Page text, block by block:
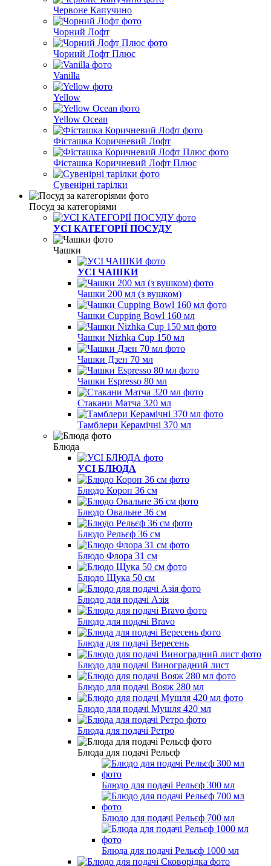
Червоне Капучино
Чорний Лофт
Чорний Лофт Плюс
Vanilla
Yellow
Yellow Ocean
Фісташка Коричневий Лофт
Фісташка Коричневий Лофт Плюс
Сувенірні тарілки
Посуд за категоріями
УСІ КАТЕГОРІЇ ПОСУДУ
Чашки
УСІ ЧАШКИ
Чашки 200 мл (з вушком)
Чашки Cupping Bowl 160 мл
Чашки Nizhka Cup 150 мл
Чашки Дзен 70 мл
Чашки Espresso 80 мл
Стакани Матча 320 мл
Тамблери Керамічні 370 мл
Блюда
УСІ БЛЮДА
Блюдо Короп 36 см
Блюдо Овальне 36 см
Блюдо Рельєф 36 см
Блюдо Флора 31 см
Блюдо Щука 50 см
Блюдо для подачі Азія
Блюдо для подачі Bravo
Блюда для подачі Вересень
Блюдо для подачі Виноградний лист
Блюдо для подачі Вояж 280 мл
Блюдо для подачі Мушля 420 мл
Блюда для подачі Ретро
Блюда для подачі Рельєф
Блюдо для подачі Рельєф 300 мл
Блюдо для подачі Рельєф 700 мл
Блюда для подачі Рельєф 1000 мл